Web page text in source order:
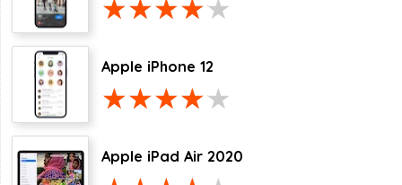
Apple iPhone 12
Apple iPad Air 2020